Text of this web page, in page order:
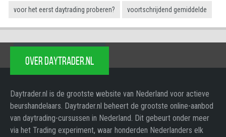
voor het eerst daytrading proberen? voortschrijdend gemiddelde
OVER DAYTRADER.NL
Daytrader.nl is de grootste website van Nederland voor actieve
beurshandelaars. Daytrader.nl beheert de grootste online-aanbod
van daytrading-cursussen in Nederland. Dit gebeurt onder meer
via het Trading experiment, waar honderden Nederlanders elk